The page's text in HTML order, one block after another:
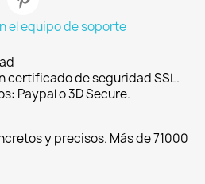
el equipo de soporte
certificado de seguridad SSL.
Paypal o 3D Secure.
y precisos. Más de 71000